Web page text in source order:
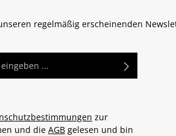
regelmäßig erscheinenden
zur
und die AGBgelesen und bin